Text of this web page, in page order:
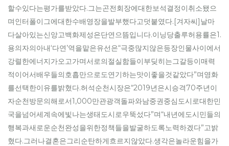
할수있다는평가를받았다.그는곤전회장에대한보석결정이취소됐으
며인터폴이그에대한수배영장을발부했다고덧붙였다.[겨자씨]날마
다살아있는신앙고백화제성은단연으뜸입니다.이닝당출루허용률은1.
용의자의아내‘다연’역을맡은유선은“극중많지않은등장인물사이에서
강렬한에너지가오고가며서로의절실함들이부딪히는그갈등이매력
적이어서배우들의호흡만으로도연기하는맛이좋을것같았다”며영화
를선택한이유를밝혔다.허석순천시장은“2019년은시승격70주년이
자순천방문의해로서1,000만관광객돌파와남중권중심도시로대한민
국을넘어세계속에빛나는생태도시로우뚝섰다”며“내년에도시민들의
행복과새로운순천완성을위한정책들을발굴하도록노력하겠다”고밝
혔다.그러나결혼은그리순탄하게흐르지않았다.생각은놀라운힘을가